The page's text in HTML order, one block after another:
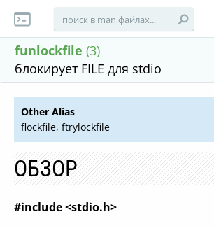
funlockfile (3)
блокирует FILE для stdio
Other Alias
flockfile, ftrylockfile
ОБЗОР
#include <stdio.h>